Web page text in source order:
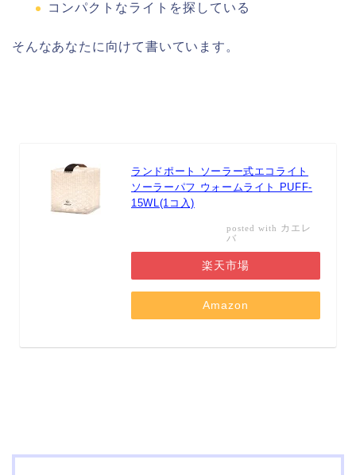
コンパクトなライトを探している
そんなあなたに向けて書いています。
ランドポート ソーラー式エコライト
ソーラーパフ ウォームライト PUFF-
15WL(1コ入)
posted with カエレ
バ
楽天市場
Amazon